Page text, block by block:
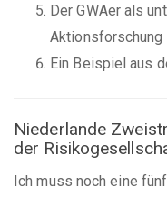
Der GWAer als
Aktionsforschung
Ein Beispiel aus
Niederlande
der
Ich muss noch eine